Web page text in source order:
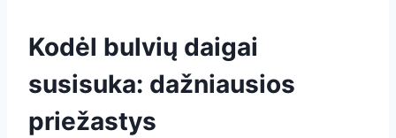
Kodėl bulvių daigai
susisuka: dažniausios
priežastys